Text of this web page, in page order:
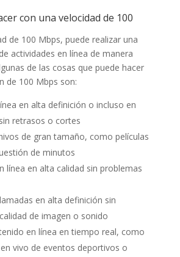
con una velocidad de 100
de 100 Mbps, puede realizar una
actividades en línea de manera
de las cosas que puede hacer
de 100 Mbps son:
en alta definición o incluso en
retrasos o cortes
de gran tamaño, como películas
de minutos
línea en alta calidad sin problemas
en alta definición sin
de imagen o sonido
en línea en tiempo real, como
vivo de eventos deportivos o